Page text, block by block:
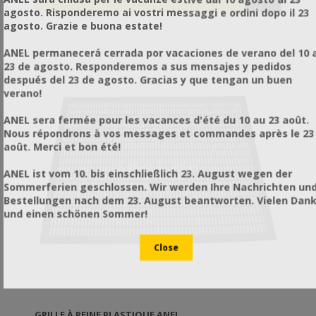
agosto. Risponderemo ai vostri messaggi e ordini dopo il 23
agosto. Grazie e buona estate!
ANEL permanecerá cerrada por vacaciones de verano del 10
23 de agosto. Responderemos a sus mensajes y pedidos
después del 23 de agosto. Gracias y que tengan un buen
verano!
ANEL sera fermée pour les vacances d'été du 10 au 23 août.
Nous répondrons à vos messages et commandes après le 23
août. Merci et bon été!
ANEL ist vom 10. bis einschließlich 23. August wegen der
Sommerferien geschlossen. Wir werden Ihre Nachrichten
Bestellungen nach dem 23. August beantworten. Vielen Dank
und einen schönen Sommer!